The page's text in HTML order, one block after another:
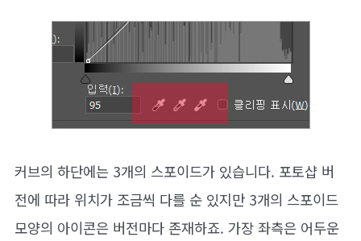
커브의 하단에는 3개의 스포이드가 있습니다. 포토샵 버
전에 따라 위치가 조금씩 다를 순 있지만 3개의 스포이드
모양의 아이콘은 버전마다 존재하죠. 가장 좌측은 어두운